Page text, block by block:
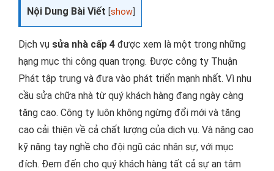
Nội Dung Bài Viết [show
Dịch vụ sửa nhà cấp 4 được xem là một trong những
hạng mục thi công quan trọng. Được công ty Thuận
Phát tập trung và đưa vào phát triển mạnh nhất. Vì nhu
cầu sửa chữa nhà từ quý khách hàng đang ngày càng
tăng cao. Công ty luôn không ngừng đổi mới và tăng
cao cải thiện về cả chất lượng của dịch vụ. Và nâng cao
kỹ năng tay nghề cho đội ngũ các nhân sự, với mục
đích. Đem đến cho quý khách hàng tất cả sự an tâm